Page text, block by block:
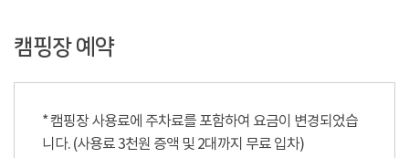
캠핑장 예약
* 캠핑장 사용료에 주차료를 포함하여 요금이 변경되었습
니다. (사용료 3천원 증액 및 2대까지 무료 입차)